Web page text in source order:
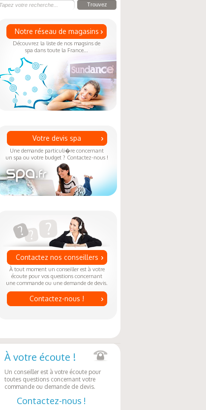
Notre réseau de magasins
Découvrez la liste de nos magsins de
spa dans toute la France...
Votre devis spa
Une demande particuli�re concernant
un spa ou votre budget ? Contactez-nous !
Contactez nos conseillers
À tout moment un conseiller est à votre
écoute pour vos questions concernant
une commande ou une demande de devis.
Contactez-nous !
À votre écoute !
Un conseiller est à votre écoute pour
toutes questions concernant votre
commande ou demande de devis.
Contactez-nous !